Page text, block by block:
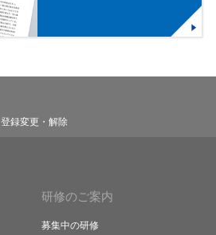
登録変更・解除
研修のご案内
募集中の研修